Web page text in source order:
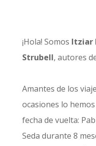
¡Hola! Somos Itziar
Strubell, autores
Amantes de los
ocasiones lo
fecha de vuelta:
Seda durante 8